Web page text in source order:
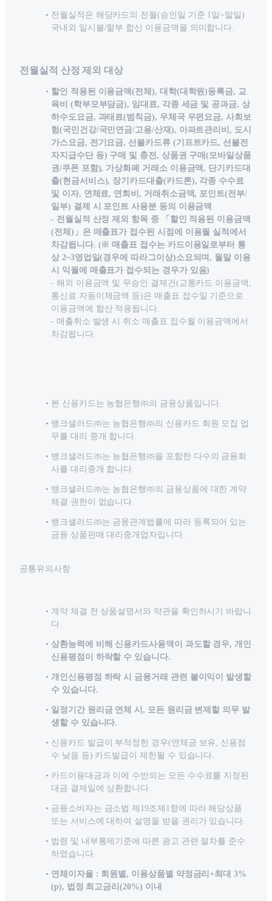
전월실적은 해당카드의 전월(승인일 기준 1일~말일)
국내외 일시불/할부 합산 이용금액을 의미합니다.
전월실적 산정 제외 대상
할인 적용된 이용금액(전체), 대학(대학원)등록금, 교
육비 (학부모부담금), 임대료, 각종 세금 및 공과금, 상
하수도요금, 과태료(범칙금), 우체국 우편요금, 사회보
험(국민건강/국민연금/고용/산재), 아파트관리비, 도시
가스요금, 전기요금, 선불카드류 (기프트카드, 선불전
자지급수단 등) 구매 및 충전, 상품권 구매(모바일상품
권/쿠폰 포함), 가상화폐 거래소 이용금액, 단기카드대
출(현금서비스), 장기카드대출(카드론), 각종 수수료
및 이자, 연체료, 연회비, 거래취소금액, 포인트(전부/
일부) 결제 시 포인트 사용분 등의 이용금액
- 전월실적 산정 제외 항목 중 「할인 적용된 이용금액
(전체)」은 매출표가 접수된 시점에 이용월 실적에서
차감됩니다. (※ 매출표 접수는 카드이용일로부터 통
상 2~3영업일(경우에 따라그이상)소요되며, 월말 이용
시 익월에 매출표가 접수되는 경우가 있음)
- 해외 이용금액 및 무승인 결제건(교통카드 이용금액,
통신료 자동이체금액 등)은 매출표 접수일 기준으로
이용금액에 합산 적용됩니다.
- 매출취소 발생 시 취소 매출표 접수월 이용금액에서
차감됩니다.
본 신용카드는 농협은행㈜의 금융상품입니다.
뱅크샐러드㈜는 농협은행㈜의 신용카드 회원 모집 업
무를 대리 중개 합니다.
뱅크샐러드㈜는 농협은행㈜을 포함한 다수의 금융회
사를 대리중개 합니다.
뱅크샐러드㈜는 농협은행㈜의 금융상품에 대한 계약
체결 권한이 없습니다.
뱅크샐러드㈜는 금융관계법률에 따라 등록되어 있는
금융 상품판매 대리중개업자입니다.
공통유의사항
계약 체결 전 상품설명서와 약관을 확인하시기 바랍니
다.
상환능력에 비해 신용카드사용액이 과도할 경우, 개인
신용평점이 하락할 수 있습니다.
개인신용평점 하락 시 금융거래 관련 불이익이 발생할
수 있습니다.
일정기간 원리금 연체 시, 모든 원리금 변제할 의무 발
생할 수 있습니다.
신용카드 발급이 부적정한 경우(연체금 보유, 신용점
수 낮음 등) 카드발급이 제한될 수 있습니다.
카드이용대금과 이에 수반되는 모든 수수료를 지정된
대금 결제일에 상환합니다.
금융소비자는 금소법 제19조제1항에 따라 해당상품
또는 서비스에 대하여 설명을 받을 권리가 있습니다.
법령 및 내부통제기준에 따른 광고 관련 절차를 준수
하였습니다.
연체이자율 : 회원별, 이용상품별 약정금리+최대 3%
(p), 법정 최고금리(20%) 이내